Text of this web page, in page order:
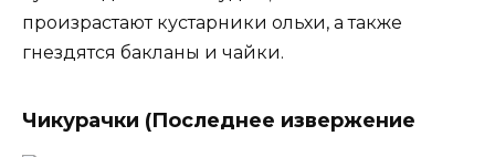
произрастают кустарники ольхи, а также
гнездятся бакланы и чайки.
Чикурачки (Последнее извержение